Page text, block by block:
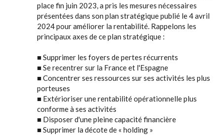
place fin juin 2023, a pris les mesures nécessaires
présentées dans son plan stratégique publié le 4 avril
2024 pour améliorer la rentabilité. Rappelons les
principaux axes de ce plan stratégique :
■ Supprimer les foyers de pertes récurrents
■ Se recentrer sur la France et l'Espagne
■ Concentrer ses ressources sur ses activités les plus
porteuses
■ Extérioriser une rentabilité opérationnelle plus
conforme à ses activités
■ Disposer d'une pleine capacité financière
■ Supprimer la décote de « holding »